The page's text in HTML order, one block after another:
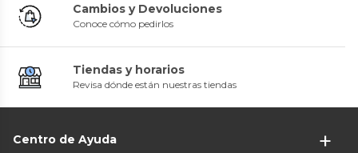
Cambios y Devoluciones
Conoce cómo pedirlos
Tiendas y horarios
Revisa dónde están nuestras tiendas
Centro de Ayuda